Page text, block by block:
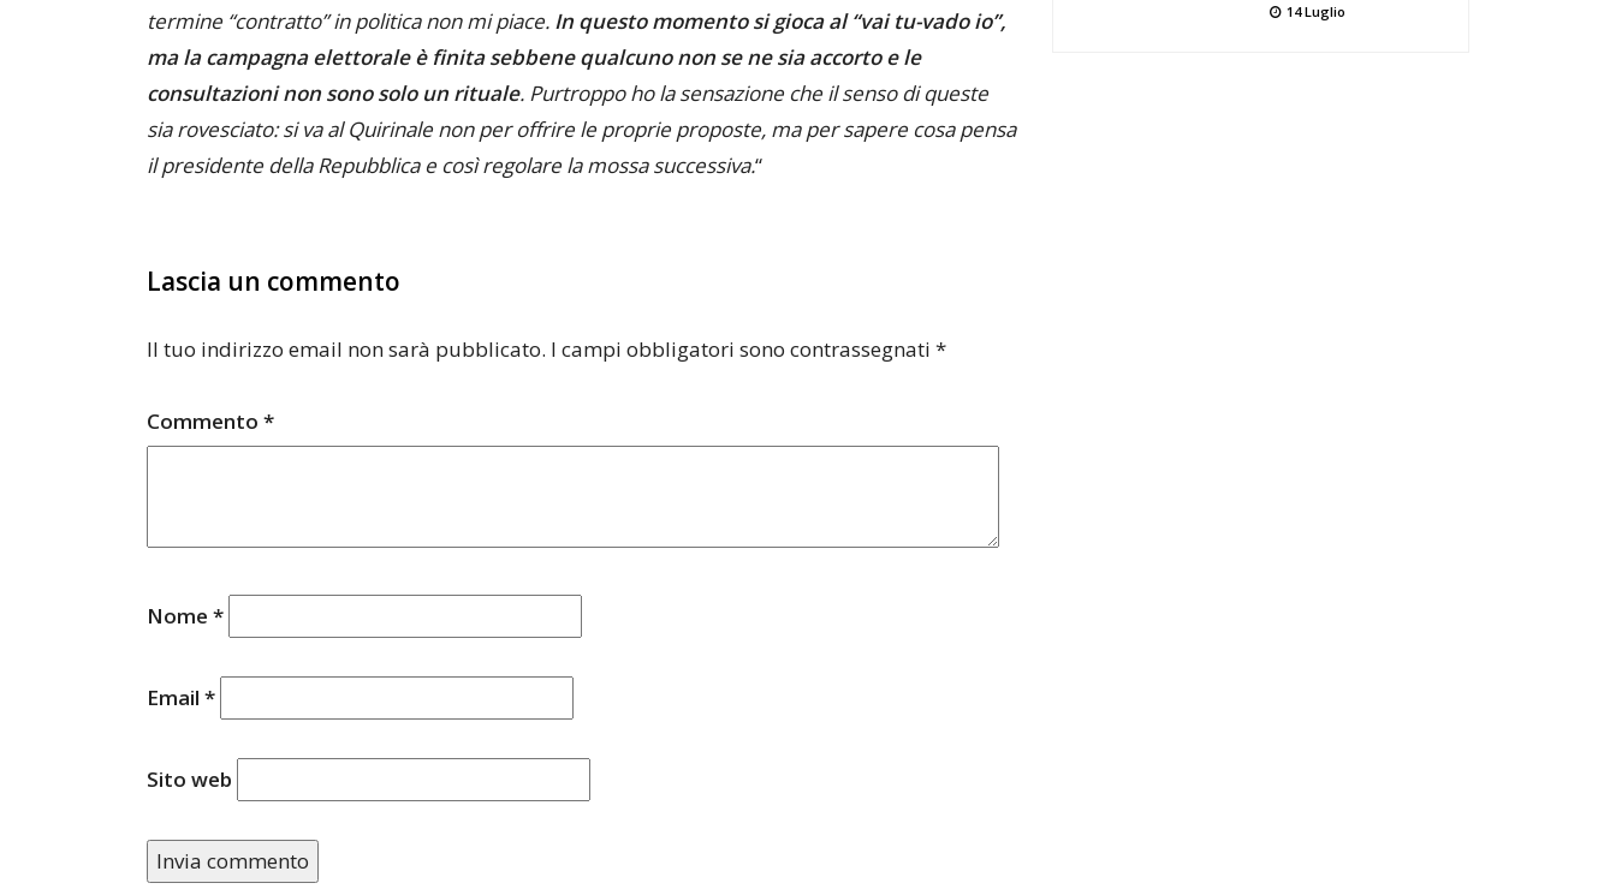
termine “contratto” in politica non mi piace. In questo momento si gioca al “vai tu-vado io”,
ma la campagna elettorale è finita sebbene qualcuno non se ne sia accorto e le
consultazioni non sono solo un rituale. Purtroppo ho la sensazione che il senso di queste
sia rovesciato: si va al Quirinale non per offrire le proprie proposte, ma per sapere cosa pensa
il presidente della Repubblica e così regolare la mossa successiva.“
Lascia un commento
Il tuo indirizzo email non sarà pubblicato. I campi obbligatori sono contrassegnati *
Commento *
Nome *
Email *
Sito web
14 Luglio